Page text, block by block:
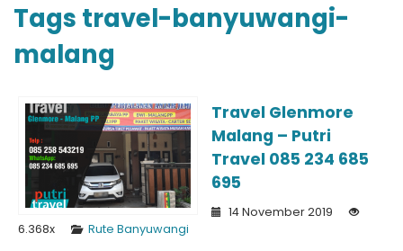
Tags travel-banyuwangi-
malang
Travel Glenmore
Malang – Putri
Travel 085 234 685
695
14 November 2019
6.368x
Rute Banyuwangi